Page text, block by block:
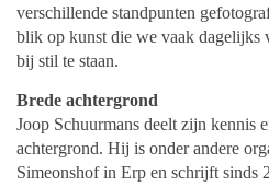
verschillende standpunten
blik op kunst die we vaak dagelijks
bij stil te staan.
Brede achtergrond
Joop Schuurmans deelt zijn kennis
achtergrond. Hij is onder andere
Simeonshof in Erp en schrijft sinds